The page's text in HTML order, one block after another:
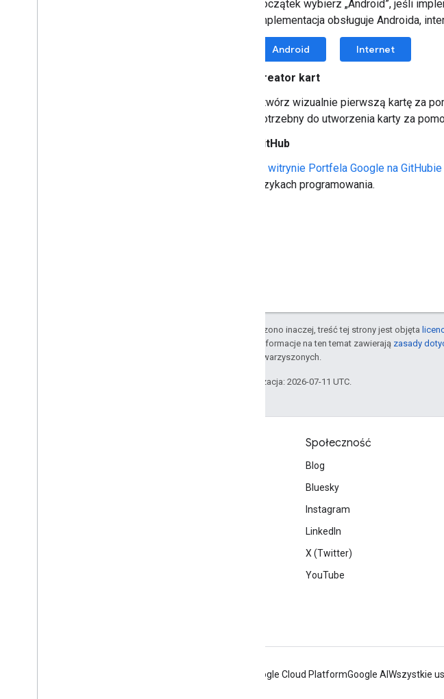
początek wybierz „Android”, jeśli
implementacja obsługuje Androida,
Android Internet
Kreator kart
Utwórz wizualnie pierwszą kartę za
potrzebny do utworzenia karty za
GitHub
witrynie Portfela Google na GitHubie
językach programowania.
O ile nie stwierdzono inaczej, treść tej strony jest objęta
Szczegółowe informacje na ten temat zawierają zasady
podmiotów stowarzyszonych.
Ostatnia aktualizacja: 2026-07-11 UTC.
Społeczność
Blog
Bluesky
Instagram
LinkedIn
X (Twitter)
YouTube
Google Cloud PlatformGoogle AI Wszystkie